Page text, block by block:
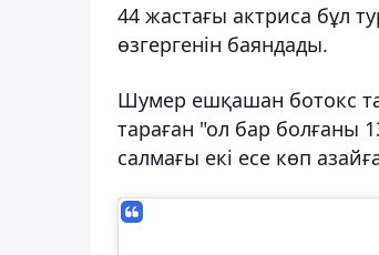
44 жастағы актриса бұл
өзгергенін баяндады.
Шумер ешқашан ботокс
тараған "ол бар болғаны
салмағы екі есе көп